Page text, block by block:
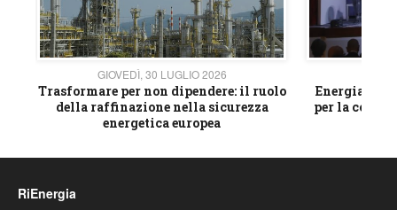
GIOVEDÌ, 30 LUGLIO 2026
Trasformare per non dipendere: il ruolo
della raffinazione nella sicurezza
energetica europea
Energia e
per la
RiEnergia